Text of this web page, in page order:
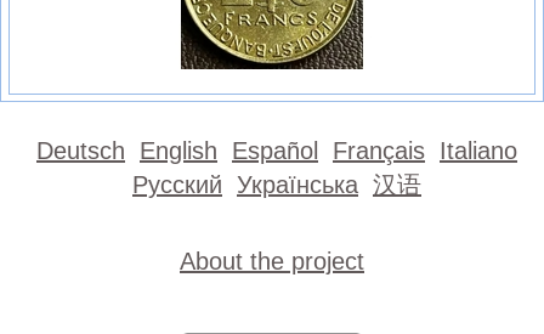
Deutsch English Español Français Italiano
Русский Українська 汉语
About the project